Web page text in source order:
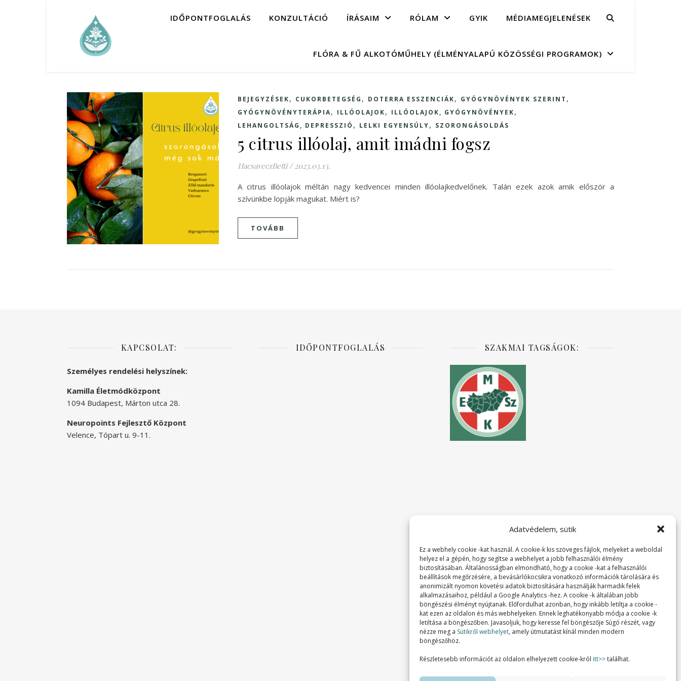
Adatvédelem, sütik
Ez a webhely cookie -kat használ. A cookie-k kis szöveges fájlok, melyeket a weboldal
helyez el a gépén, hogy segítse a webhelyet a jobb felhasználói élmény
biztosításában. Általánosságban elmondható, hogy a cookie -kat a felhasználói
beállítások megőrzésére, a bevásárlókocsikra vonatkozó információk tárolására és
anonimizált nyomon követési adatok biztosítására használják harmadik felek
alkalmazásaihoz, például a Google Analytics -hez. A cookie -k általában jobb
böngészési élményt nyújtanak. Előfordulhat azonban, hogy inkább letiltja a cookie -
kat ezen az oldalon és más webhelyeken. Ennek leghatékonyabb módja a cookie -k
letiltása a böngészőben. Javasoljuk, hogy keresse fel böngészője Súgó részét, vagy
nézze meg a Sütikről webhelyet, amely útmutatást kínál minden modern
böngészőhöz.
Részletesebb információt az oldalon elhelyezett cookie-król itt>>találhat.
IDŐPONTFOGLALÁS KONZULTÁCIÓ ÍRÁSAIM RÓLAM GYIK MÉDIAMEGJELENÉSEK
FLÓRA & FŰ ALKOTÓMŰHELY (ÉLMÉNYALAPÚ KÖZÖSSÉGI PROGRAMOK)
BEJEGYZÉSEK, CUKORBETEGSÉG , DOTERRA ESSZENCIÁK, GYÓGYNÖVÉNYEK SZERINT ,
GYÓGYNÖVÉNYTERÁPIA, ILLÓOLAJOK, ILLÓOLAJOK, GYÓGYNÖVÉNYEK,
LEHANGOLTSÁG, DEPRESSZIÓ , LELKI EGYENSÚLY, SZORONGÁSOLDÁS
5 citrus illóolaj, amit imádni fogsz
HacsaveczBetti / 2023.03.13.
A citrus illóolajok méltán nagy kedvencei minden illóolajkedvelőnek. Talán ezek azok amik először a
szívünkbe lopják magukat. Miért is?
TOVÁBB
KAPCSOLAT:
Személyes rendelési helyszínek:
Kamilla Életmódközpont
1094 Budapest, Márton utca 28.
Neuropoints Fejlesztő Központ
Velence, Tópart u. 9-11.
IDŐPONTFOGLALÁS SZAKMAI TAGSÁGOK: